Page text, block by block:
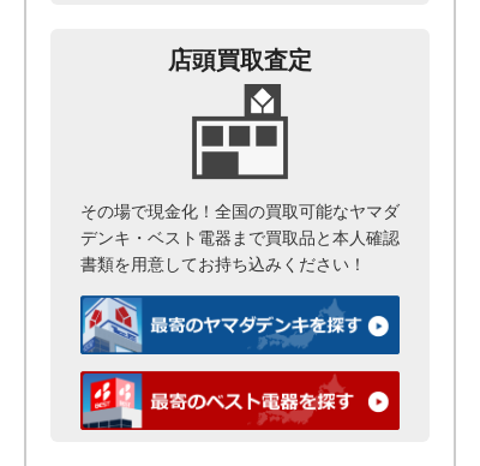
店頭買取査定
その場で現金化！全国の買取可能なヤマダ
デンキ・ベスト電器まで買取品と本人確認
書類を用意してお持ち込みください！